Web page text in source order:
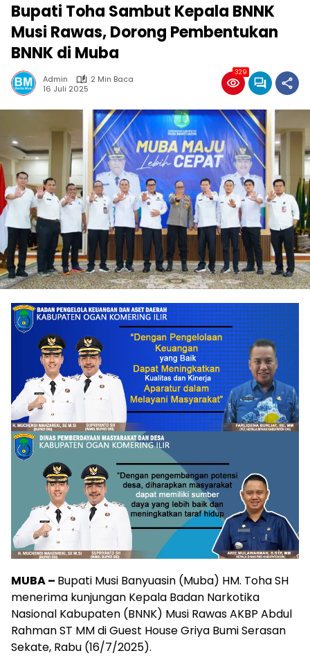
Bupati Toha Sambut Kepala BNNK
Musi Rawas, Dorong Pembentukan
BNNK di Muba
Admin
2 Min Baca
16 Juli 2025
329
MUBA – Bupati Musi Banyuasin (Muba) HM. Toha SH
menerima kunjungan Kepala Badan Narkotika
Nasional Kabupaten (BNNK) Musi Rawas AKBP Abdul
Rahman ST MM di Guest House Griya Bumi Serasan
Sekate, Rabu (16/7/2025).